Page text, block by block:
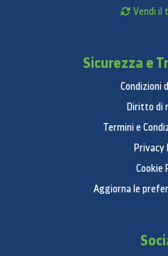
Vendi il
Sicurezza e
Condizioni
Diritto di
Termini e
Privacy
Cookie
Aggiorna le